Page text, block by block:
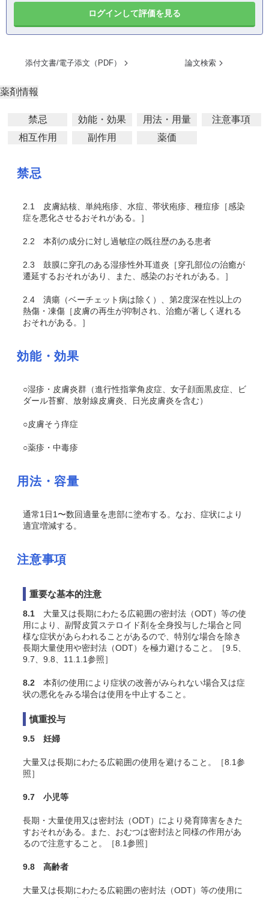
ログインして評価を見る
添付文書/電子添文（PDF） 論文検索
薬剤情報
禁忌 効能・効果 用法・用量
注意事項
相互作用
副作用 薬価
禁忌
2.1
皮膚結核、単純疱疹、水痘、帯状疱疹、種痘疹［感染
症を悪化させるおそれがある。］
2.2 本剤の成分に対し過敏症の既往歴のある患者
2.3 鼓膜に穿孔のある湿疹性外耳道炎［穿孔部位の治癒が
遷延するおそれがあり、また、感染のおそれがある。］
2.4 潰瘍（ベーチェット病は除く）、第2度深在性以上の
熱傷・凍傷［皮膚の再生が抑制され、治癒が著しく遅れる
おそれがある。］
効能・効果
○湿疹・皮膚炎群（進行性指掌角皮症、女子顔面黒皮症、ビ
ダール苔癬、放射線皮膚炎、日光皮膚炎を含む）
○皮膚そう痒症
○薬疹・中毒疹
用法・容量
通常1日1〜数回適量を患部に塗布する。なお、症状により
適宜増減する。
注意事項
重要な基本的注意
8.1 大量又は長期にわたる広範囲の密封法（ODT）等の使
用により、副腎皮質ステロイド剤を全身投与した場合と同
様な症状があらわれることがあるので、特別な場合を除き
長期大量使用や密封法（ODT）を極力避けること。［9.5、
9.7、9.8、11.1.1参照］
8.2 本剤の使用により症状の改善がみられない場合又は症
状の悪化をみる場合は使用を中止すること。
慎重投与
9.5 妊婦
大量又は長期にわたる広範囲の使用を避けること。［8.1参
照］
9.7 小児等
長期・大量使用又は密封法（ODT）により発育障害をきた
すおそれがある。また、おむつは密封法と同様の作用があ
るので注意すること。［8.1参照］
9.8 高齢者
大量又は長期にわたる広範囲の密封法（ODT）等の使用に